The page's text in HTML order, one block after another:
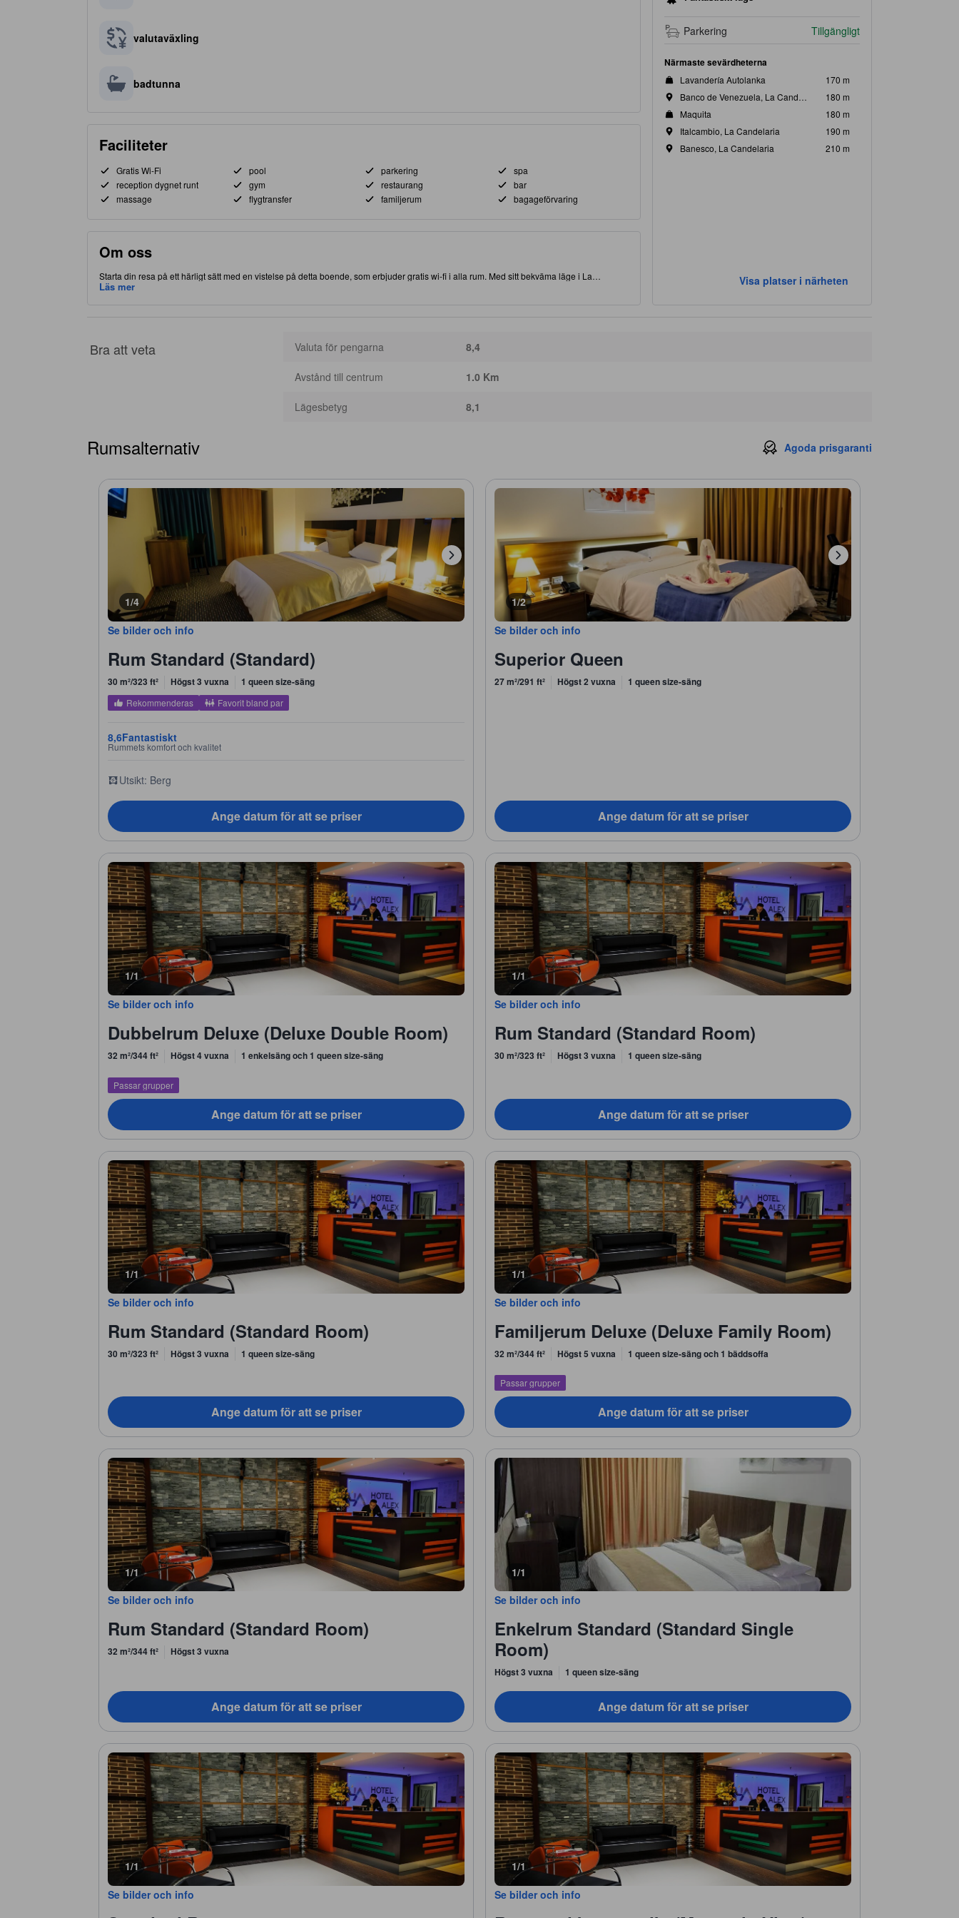
valutaväxling
badtunna
Faciliteter
Gratis Wi-Fi pool parkering
spa
reception dygnet runt
gym restaurang
bar
massage
flygtransfer familjerum bagageförvaring
Om oss
Starta din resa på ett härligt sätt med en vistelse på detta boende, som erbjuder gratis wi-fi i alla rum. Med sitt bekväma läge i La
Candelaria-delen av Caracas, gör detta boende att du har nära till både attraktioner och intressanta matställen. Rankat med 4.0 stjärnor,
Läs mer
Parkering Tillgängligt
Närmaste sevärdheterna
Lavandería Autolanka
170 m
Banco de Venezuela, La Candelaria
180 m
Maquita
180 m
Italcambio, La Candelaria
190 m
Banesco, La Candelaria
210 m
Visa platser i närheten
Bra att veta Valuta för pengarna 8,4
Avstånd till centrum 1.0 Km
Lägesbetyg 8,1
Rumsalternativ Agoda prisgaranti
1/4
Se bilder och info
Rum Standard (Standard)
30 m²/323 ft² Högst 3 vuxna 1 queen size-säng
Rekommenderas Favorit bland par
8,6Fantastiskt
Rummets komfort och kvalitet
Utsikt: Berg
Ange datum för att se priser
1/2
Se bilder och info
Superior Queen
27 m²/291 ft² Högst 2 vuxna 1 queen size-säng
Ange datum för att se priser
1/1
Se bilder och info
Dubbelrum Deluxe (Deluxe Double Room)
32 m²/344 ft² Högst 4 vuxna 1 enkelsäng och 1 queen size-säng
Passar grupper
Ange datum för att se priser
1/1
Se bilder och info
Rum Standard (Standard Room)
30 m²/323 ft² Högst 3 vuxna 1 queen size-säng
Ange datum för att se priser
1/1
Se bilder och info
Rum Standard (Standard Room)
30 m²/323 ft² Högst 3 vuxna 1 queen size-säng
Ange datum för att se priser
1/1
Se bilder och info
Familjerum Deluxe (Deluxe Family Room)
32 m²/344 ft² Högst 5 vuxna 1 queen size-säng och 1 bäddsoffa
Passar grupper
Ange datum för att se priser
1/1
Se bilder och info
Rum Standard (Standard Room)
32 m²/344 ft² Högst 3 vuxna
Ange datum för att se priser
1/1
Se bilder och info
Enkelrum Standard (Standard Single
Room)
Högst 3 vuxna 1 queen size-säng
Ange datum för att se priser
1/1
Se bilder och info
1/1
Se bilder och info